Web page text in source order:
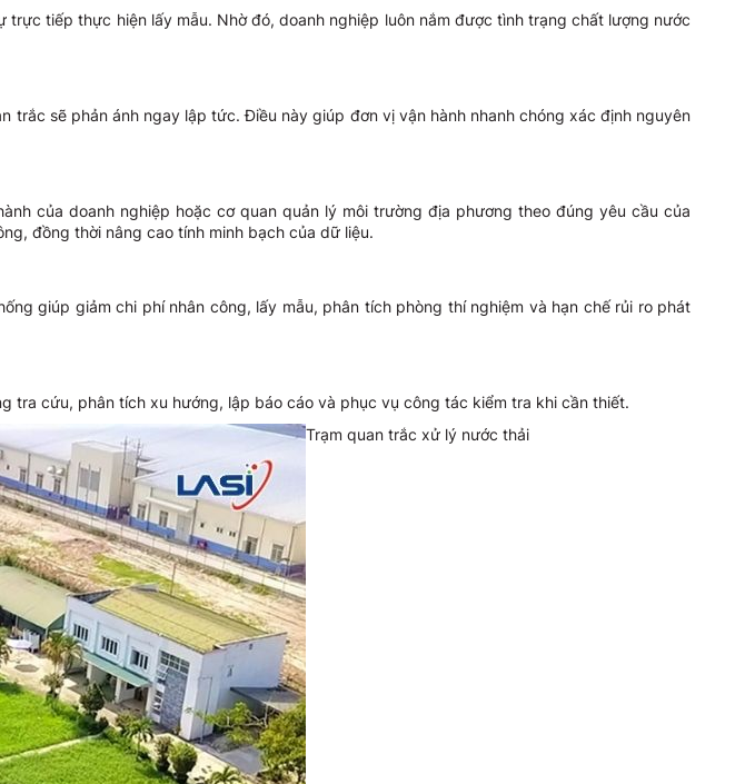
tiếp thực hiện lấy mẫu. Nhờ đó, doanh nghiệp luôn nắm được tình trạng chất lượng nước
sẽ phản ánh ngay lập tức. Điều này giúp đơn vị vận hành nhanh chóng xác định nguyên
của doanh nghiệp hoặc cơ quan quản lý môi trường địa phương theo đúng yêu cầu của
đồng thời nâng cao tính minh bạch của dữ liệu.
giúp giảm chi phí nhân công, lấy mẫu, phân tích phòng thí nghiệm và hạn chế rủi ro phát
cứu, phân tích xu hướng, lập báo cáo và phục vụ công tác kiểm tra khi cần thiết.
Trạm quan trắc xử lý nước thải